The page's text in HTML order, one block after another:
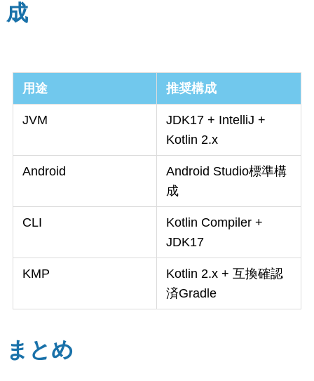
成
用途 推奨構成
JVM
JDK17 + IntelliJ +
Kotlin 2.x
Android
Android Studio標準構
成
CLI
Kotlin Compiler +
JDK17
KMP
Kotlin 2.x + 互換確認
済Gradle
まとめ